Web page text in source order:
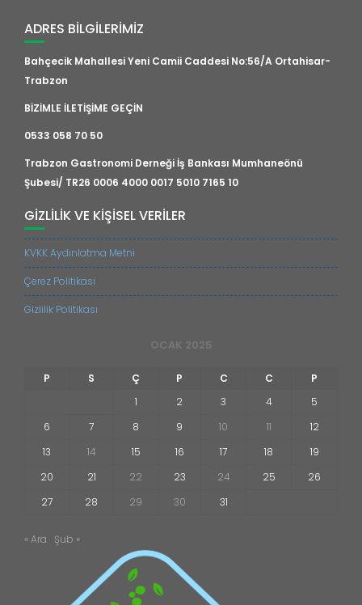
ADRES BILGILERIMIZ
Bahçecik Mahallesi Yeni Camii Caddesi No:56/A Ortahisar-
Trabzon
BİZİMLE İLETİŞİME GEÇİN
0533 058 70 50
Trabzon Gastronomi Derneği İş Bankası Mumhaneönü
Şubesi/ TR26 0006 4000 0017 5010 7165 10
GIZLILIK VE KIŞISEL VERILER
KVKK Aydınlatma Metni
Çerez Politikası
Gizlilik Politikası
OCAK 2025
P S Ç P C C
P
1
2 3 4
5
6
7 8 9 10 11
12
13
14 15 16 17 18
19
20
21 22 23 24 25
26
27
28 29 30 31
« Ara Şub »